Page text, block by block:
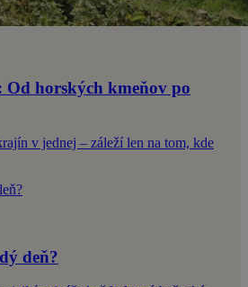
horských kmeňov po
v jednej – záleží len na tom, kde
deň?